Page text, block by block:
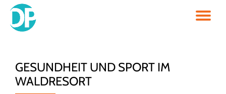
Skip
GESUNDHEIT UND SPORT IM
WALDRESORT